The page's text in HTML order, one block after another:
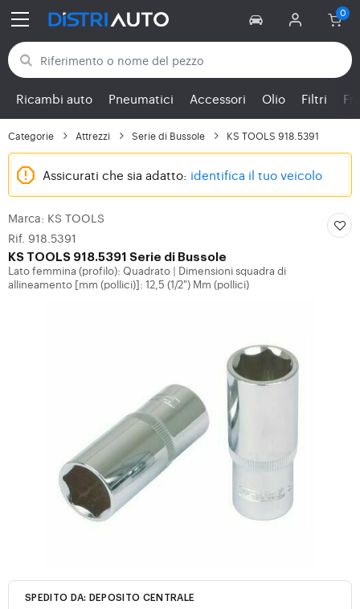
Torna alle categorie
Ricambi auto Pneumatici Accessori Olio Filtri
Categorie Attrezzi Serie di Bussole KS TOOLS 918.5391
Assicurati che sia adatto: identifica il tuo veicolo
Marca: KS TOOLS
Rif. 918.5391
KS TOOLS 918.5391 Serie di Bussole
Lato femmina (profilo): Quadrato
Dimensioni squadra di
allineamento [mm (pollici)]: 12,5 (1/2") Mm (pollici)
SPEDITO DA: DEPOSITO CENTRALE